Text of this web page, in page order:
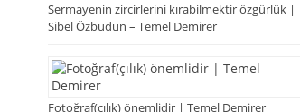
Sermayenin zircirlerini kırabilmektir özgürlük |
Sibel Özbudun – Temel Demirer
Fotoğraf(çılık) önemlidir | Temel Demirer